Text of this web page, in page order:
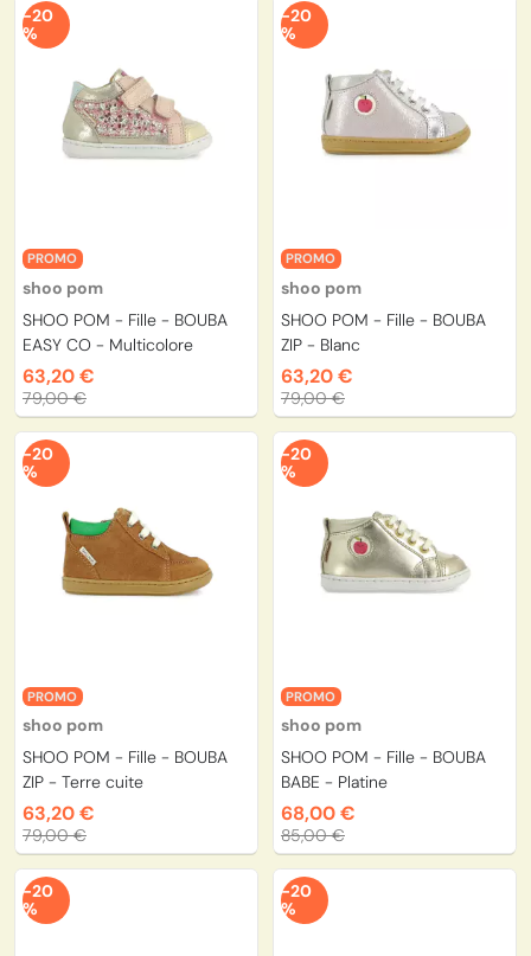
PROMO
shoo pom
SHOO POM - Fille - BOUBA
EASY CO - Multicolore
63,20 €
79,00 €
-20
%
PROMO
shoo pom
SHOO POM - Fille - BOUBA
ZIP - Blanc
63,20 €
79,00 €
-20
%
PROMO
shoo pom
SHOO POM - Fille - BOUBA
ZIP - Terre cuite
63,20 €
79,00 €
-20
%
PROMO
shoo pom
SHOO POM - Fille - BOUBA
BABE - Platine
68,00 €
85,00 €
-20
%
-20
%
-20
%